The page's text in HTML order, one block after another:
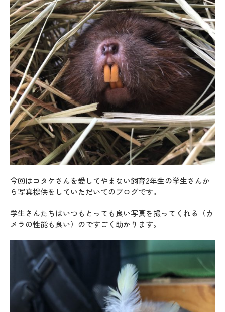
今回はコタケさんを愛してやまない飼育2年生の学生さんか
ら写真提供をしていただいてのブログです。
学生さんたちはいつもとっても良い写真を撮ってくれる（カ
メラの性能も良い）のですごく助かります。